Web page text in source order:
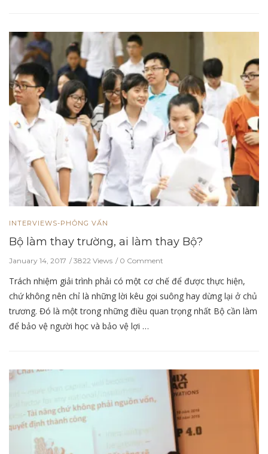
INTERVIEWS-PHỎNG VẤN
Bộ làm thay trường, ai làm thay Bộ?
January 14, 2017 3822 Views 0 Comment
Trách nhiệm giải trình phải có một cơ chế để được thực hiện,
chứ không nên chỉ là những lời kêu gọi suông hay dừng lại ở chủ
trương. Đó là một trong những điều quan trọng nhất Bộ cần làm
để bảo vệ người học và bảo vệ lợi …